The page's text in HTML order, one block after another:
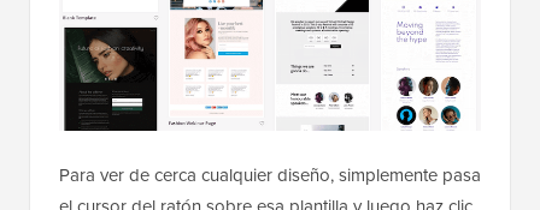
Para ver de cerca cualquier diseño, simplemente pasa